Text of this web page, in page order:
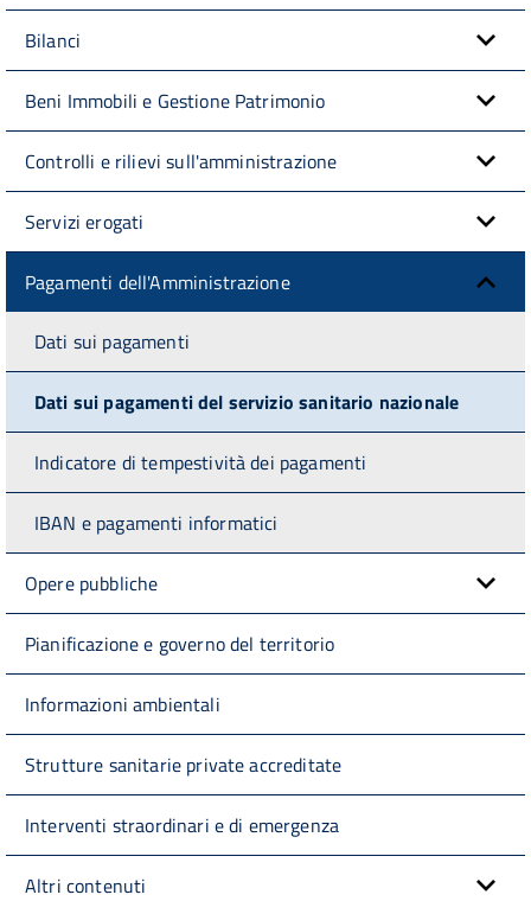
Bilanci
Beni Immobili e Gestione Patrimonio
Controlli e rilievi sull'amministrazione
Servizi erogati
Pagamenti dell'Amministrazione
Dati sui pagamenti
Dati sui pagamenti del servizio sanitario nazionale
Indicatore di tempestività dei pagamenti
IBAN e pagamenti informatici
Opere pubbliche
Pianificazione e governo del territorio
Informazioni ambientali
Strutture sanitarie private accreditate
Interventi straordinari e di emergenza
Altri contenuti